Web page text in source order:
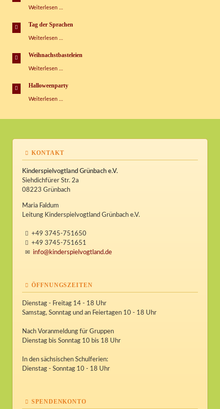
Weiterlesen …
Tag der Sprachen
Weiterlesen …
Sprachen
Weihnachstbasteleien
Weiterlesen …
Halloweenparty
Weiterlesen …
KONTAKT
Kinderspielvogtland Grünbach e.V.
Siehdichfürer Str. 2a
08223 Grünbach
Maria Faldum
Leitung Kinderspielvogtland Grünbach e.V.
+49 3745-751650
+49 3745-751651
info@kinderspielvogtland.de
ÖFFNUNGSZEITEN
Dienstag - Freitag 14 - 18 Uhr
Samstag, Sonntag und an Feiertagen 10 - 18 Uhr
Nach Voranmeldung für Gruppen
Dienstag bis Sonntag 10 bis 18 Uhr
In den sächsischen Schulferien:
Dienstag - Sonntag 10 - 18 Uhr
SPENDENKONTO